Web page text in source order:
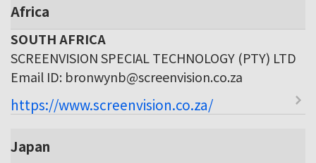
Africa
SOUTH AFRICA
SCREENVISION SPECIAL TECHNOLOGY (PTY) LTD
Email ID: bronwynb@screenvision.co.za
https://www.screenvision.co.za/
Japan